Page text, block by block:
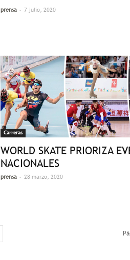
prensa - 7 julio, 2020
Carreras
WORLD SKATE PRIORIZA
NACIONALES
prensa - 28 marzo, 2020